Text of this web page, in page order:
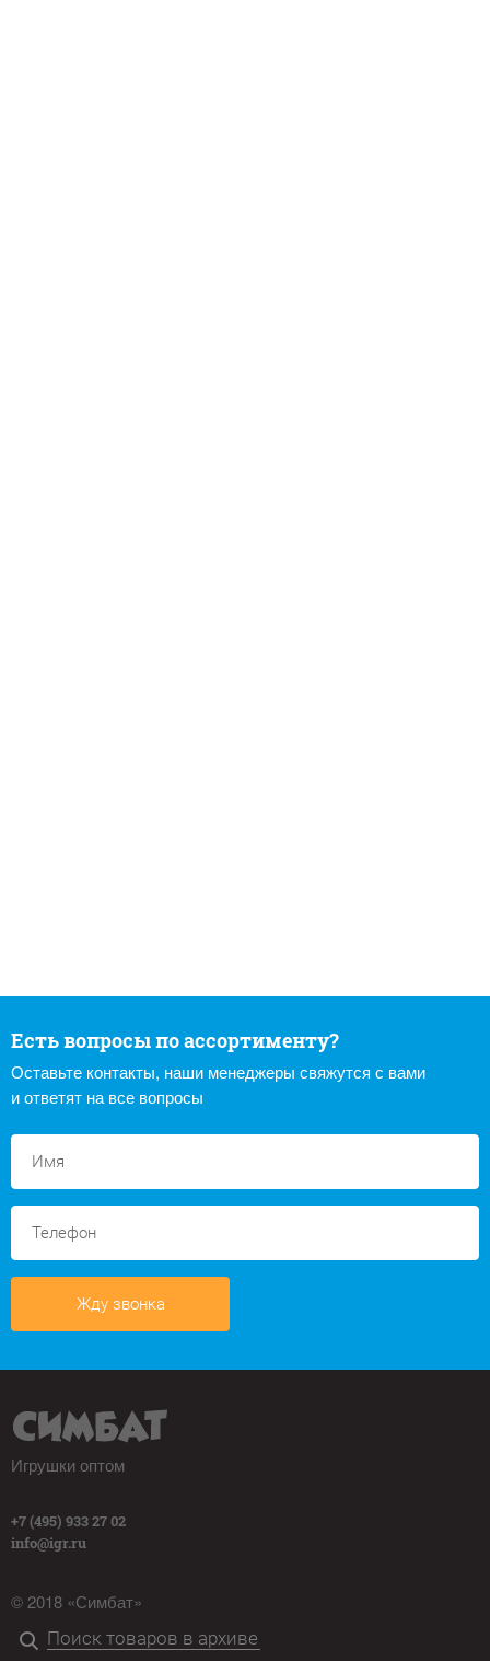
Есть вопросы по ассортименту?
Оставьте контакты, наши менеджеры свяжутся с вами
и ответят на все вопросы
Жду звонка
Игрушки оптом
+7 (495) 933 27 02
info@igr.ru
© 2018 «Симбат»